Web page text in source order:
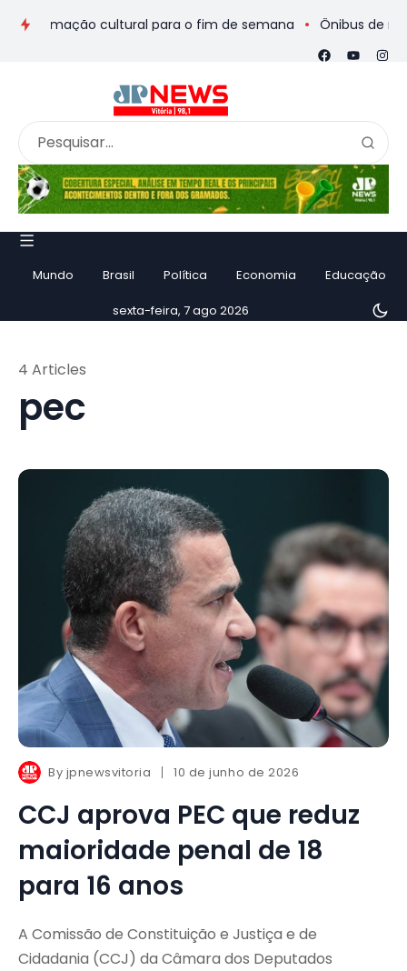
cultural para o fim de semana Ônibus de romeiros
Mundo Brasil Política Economia Educação
sexta-feira, 7 ago 2026
pec
4 Articles
By jpnewsvitoria 10 de junho de 2026
CCJ aprova PEC que reduz
maioridade penal de 18
para 16 anos
A Comissão de Constituição e Justiça e de
Cidadania (CCJ) da Câmara dos Deputados